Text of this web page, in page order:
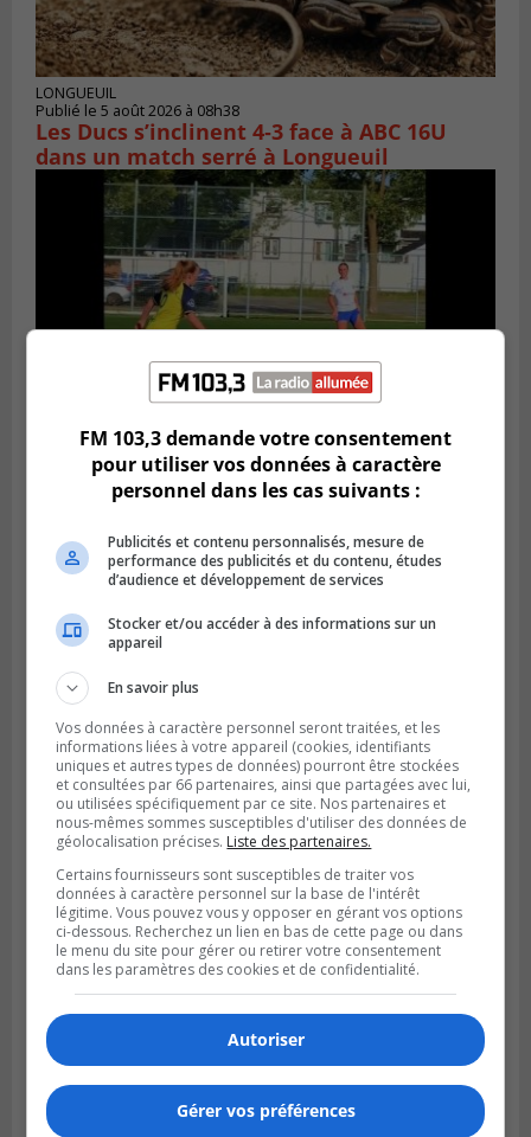
LONGUEUIL
Publié le 5 août 2026 à 08h38
Les Ducs s’inclinent 4‑3 face à ABC 16U
dans un match serré à Longueuil
Publié le 4 août 2026 à 07h27
Les clubs de la Rive-Sud récoltent des
SAINT-CATHERINE
Publié le 3 août 2026 à 13h52
Martin-Olivier Cardinal change de cap et
rejoint la LHJMQ
FM 103,3 demande votre consentement
pour utiliser vos données à caractère
personnel dans les cas suivants :
Publicités et contenu personnalisés, mesure de
performance des publicités et du contenu, études
d’audience et développement de services
Stocker et/ou accéder à des informations sur un
appareil
En savoir plus
Vos données à caractère personnel seront traitées, et les
informations liées à votre appareil (cookies, identifiants
uniques et autres types de données) pourront être stockées
et consultées par 66 partenaires, ainsi que partagées avec lui,
ou utilisées spécifiquement par ce site. Nos partenaires et
nous-mêmes sommes susceptibles d'utiliser des données de
géolocalisation précises. Liste des partenaires.
Certains fournisseurs sont susceptibles de traiter vos
données à caractère personnel sur la base de l'intérêt
légitime. Vous pouvez vous y opposer en gérant vos options
ci-dessous. Recherchez un lien en bas de cette page ou dans
le menu du site pour gérer ou retirer votre consentement
dans les paramètres des cookies et de confidentialité.
Autoriser
Gérer vos préférences